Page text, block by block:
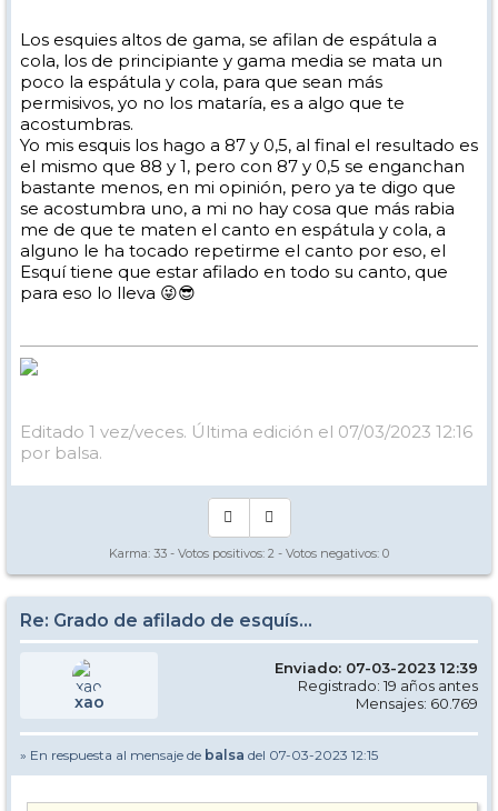
Los esquies altos de gama, se afilan de espátula a
cola, los de principiante y gama media se mata un
poco la espátula y cola, para que sean más
permisivos, yo no los mataría, es a algo que te
acostumbras.
Yo mis esquis los hago a 87 y 0,5, al final el resultado es
el mismo que 88 y 1, pero con 87 y 0,5 se enganchan
bastante menos, en mi opinión, pero ya te digo que
se acostumbra uno, a mi no hay cosa que más rabia
me de que te maten el canto en espátula y cola, a
alguno le ha tocado repetirme el canto por eso, el
Esquí tiene que estar afilado en todo su canto, que
para eso lo lleva 😜😎
Editado 1 vez/veces. Última edición el 07/03/2023 12:16
por balsa.
Karma: 33 - Votos positivos: 2 - Votos negativos: 0
Re: Grado de afilado de esquís...
xao
Enviado: 07-03-2023 12:39
Registrado: 19 años antes
Mensajes: 60.769
» En respuesta al mensaje de balsa del 07-03-2023 12:15